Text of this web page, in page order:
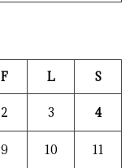
F L S
2 3 4
9 10 11